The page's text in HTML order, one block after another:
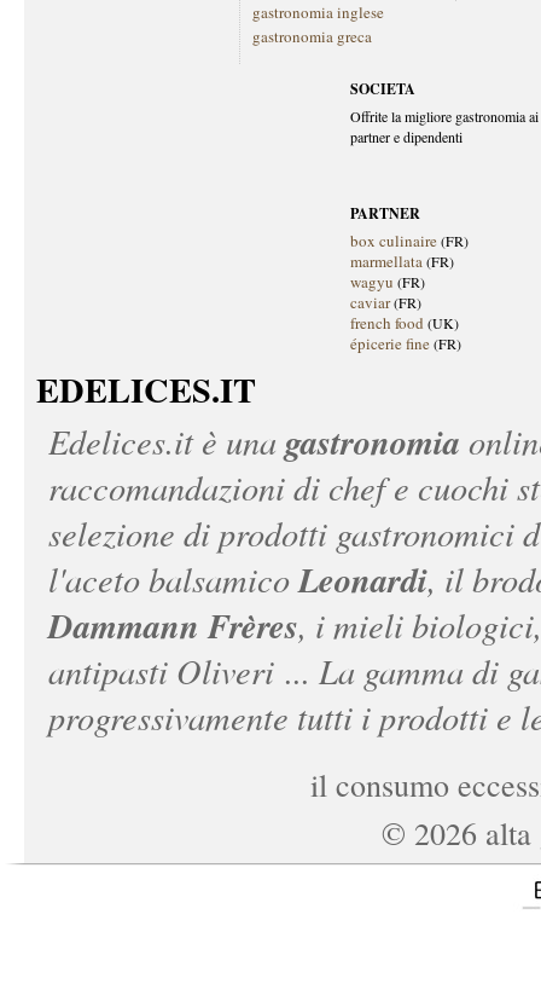
gastronomia inglese
gastronomia greca
SOCIETA
Offrite la migliore gastronomia
partner e dipendenti
PARTNER
box culinaire(FR)
marmellata(FR)
wagyu (FR)
caviar(FR)
french food (UK)
épicerie fine(FR)
EDELICES.IT
Edelices.itè una gastronomia
raccomandazioni di chef e cuochi
selezione di prodotti gastronomici
l'aceto balsamicoLeonardi, il
Dammann Frères, i mieli
antipasti Oliveri ... La gamma di
progressivamente tutti i prodotti e
il consumo
© 2026